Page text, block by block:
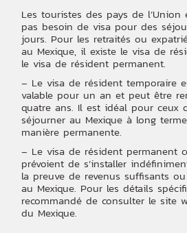
Les touristes des pays de l’Union
pas besoin de visa pour des
jours. Pour les retraités ou
au Mexique, il existe le visa de
le visa de résident permanent.
– Le visa de résident temporaire
valable pour un an et peut être
quatre ans. Il est idéal pour ceux
séjourner au Mexique à long
manière permanente.
– Le visa de résident permanent
prévoient de s’installer
la preuve de revenus suffisants ou
au Mexique. Pour les détails
recommandé de consulter le site
du Mexique.